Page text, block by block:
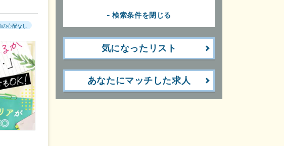
の心配なし
- 検索条件を閉じる
気になったリスト
あなたにマッチした求人